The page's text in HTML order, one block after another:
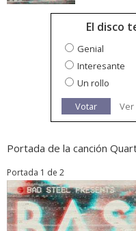
El disco
Genial
Interesante
Un rollo
Votar
Portada de la canción
Portada 1 de 2